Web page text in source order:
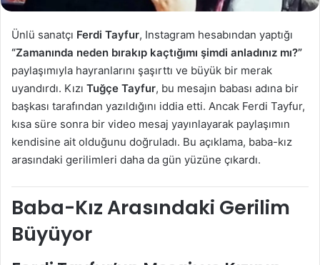
e
r
m
e
k
Ünlü sanatçı Ferdi Tayfur, Instagram hesabından yaptığı
“Zamanında neden bırakıp kaçtığımı şimdi anladınız mı?”
paylaşımıyla hayranlarını şaşırttı ve büyük bir merak
uyandırdı. Kızı Tuğçe Tayfur, bu mesajın babası adına bir
başkası tarafından yazıldığını iddia etti. Ancak Ferdi Tayfur,
kısa süre sonra bir video mesaj yayınlayarak paylaşımın
kendisine ait olduğunu doğruladı. Bu açıklama, baba-kız
arasındaki gerilimleri daha da gün yüzüne çıkardı.
Baba-Kız Arasındaki Gerilim
Büyüyor